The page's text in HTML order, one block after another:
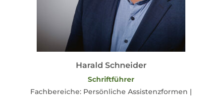
Harald Schneider
Schriftführer
Fachbereiche: Persönliche Assistenzformen |